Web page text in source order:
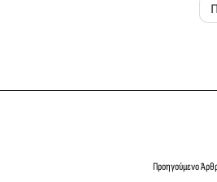
Προηγούμενο